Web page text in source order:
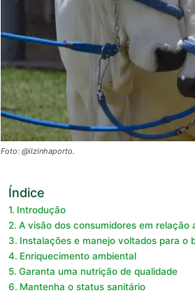
Foto: @ilzinhaporto.
Índice
Introdução
A visão dos consumidores em relação
Instalações e manejo voltados para o
Enriquecimento ambiental
Garanta uma nutrição de qualidade
Mantenha o status sanitário